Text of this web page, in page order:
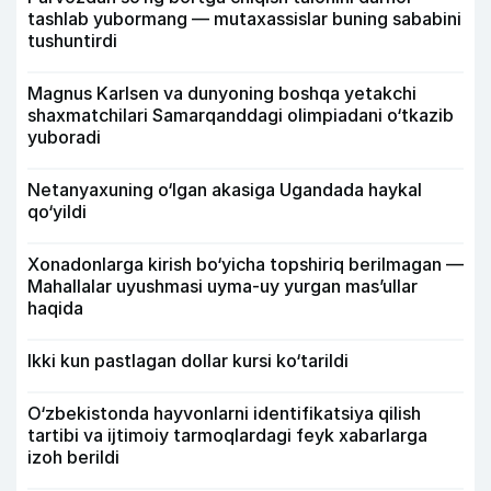
tashlab yubormang — mutaxassislar buning sababini
tushuntirdi
Magnus Karlsen va dunyoning boshqa yetakchi
shaxmatchilari Samarqanddagi olimpiadani o‘tkazib
yuboradi
Netanyaxuning o‘lgan akasiga Ugandada haykal
qo‘yildi
Xonadonlarga kirish bo‘yicha topshiriq berilmagan —
Mahallalar uyushmasi uyma-uy yurgan mas’ullar
haqida
Ikki kun pastlagan dollar kursi ko‘tarildi
O‘zbekistonda hayvonlarni identifikatsiya qilish
tartibi va ijtimoiy tarmoqlardagi feyk xabarlarga
izoh berildi